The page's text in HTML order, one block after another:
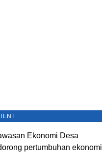
Ekonomi Desa
pertumbuhan ekonomi